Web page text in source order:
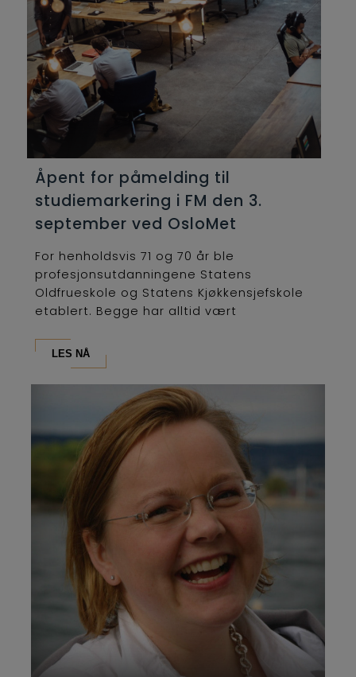
Åpent for påmelding til
studiemarkering i FM den 3.
september ved OsloMet
For henholdsvis 71 og 70 år ble
profesjonsutdanningene Statens
Oldfrueskole og Statens Kjøkkensjefskole
etablert. Begge har alltid vært
LES NÅ